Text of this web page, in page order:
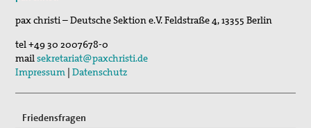
pax christi – Deutsche Sektion e.V.Feldstraße 4,13355 Berlin
tel+49 30 2007678-0
mailsekretariat@paxchristi.de
Impressum |Datenschutz
Friedensfragen